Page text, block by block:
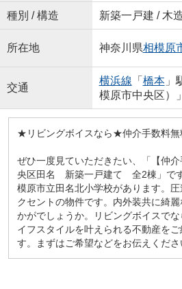
種別 / 構造 新築一戸建 / 木
所在地 神奈川県相模原
交通
横浜線 「 橋本」
模原市中央区）
★リビングボイスなら★仲介手数料
ぜひ一度見ていただきたい、「【仲
央区田名 新築一戸建て 全2棟」で
模原市立田名北小学校があります。
クセントの物件です。内外装共に綺
かがでしょうか。リビングボイスで
イフスタイルを叶えられる不動産を
す。まずはご希望などをお伝えくださ